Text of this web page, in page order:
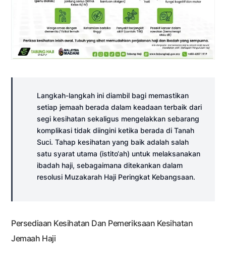
Langkah-langkah ini diambil bagi memastikan
setiap jemaah berada dalam keadaan terbaik dari
segi kesihatan sekaligus mengelakkan sebarang
komplikasi tidak diingini ketika berada di Tanah
Suci. Tahap kesihatan yang baik adalah salah
satu syarat utama (istito‘ah) untuk melaksanakan
ibadah haji, sebagaimana ditekankan dalam
resolusi Muzakarah Haji Peringkat Kebangsaan.
Persediaan Kesihatan Dan Pemeriksaan Kesihatan
Jemaah Haji